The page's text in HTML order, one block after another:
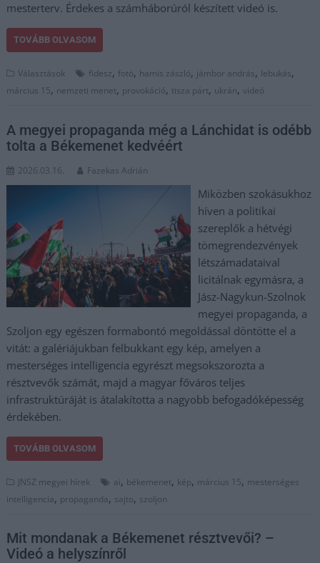
mesterterv. Érdekes a számháborúról készített videó is.
TOVÁBB OLVASOM
Választások fidesz, fotó, hamis zászló, jámbor andrás, lebukás,
március 15, nemzeti menet, provokáció, tisza párt, ukrán,videó
A megyei propaganda még a Lánchidat is odébb
tolta a Békemenet kedvéért
2026.03.16. Fazekas Adrián
Miközben szokásukhoz
híven a politikai
szereplők a hétvégi
tömegrendezvények
létszámadataival
licitálnak egymásra, a
Jász-Nagykun-Szolnok
megyei propaganda, a
Szoljon egy egészen formabontó megoldással döntötte el a
vitát: a galériájukban felbukkant egy kép, amelyen a
mesterséges intelligencia egyrészt megsokszorozta a
résztvevők számát, majd a magyar főváros teljes
infrastruktúráját is átalakította a nagyobb befogadóképesség
érdekében.
TOVÁBB OLVASOM
JNSZ megyei hírek ai, békemenet, kép, március 15, mesterséges
intelligencia, propaganda, sajto, szoljon
Mit mondanak a Békemenet résztvevői? –
Videó a helyszínről